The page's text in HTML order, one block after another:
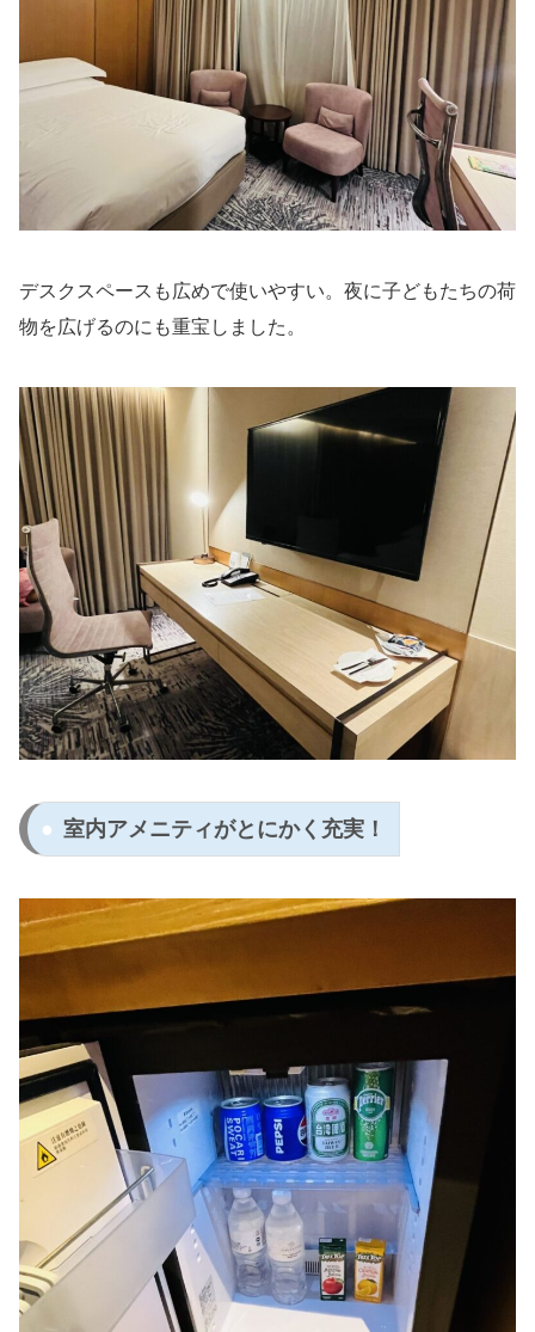
デスクスペースも広めで使いやすい。夜に子どもたちの荷
物を広げるのにも重宝しました。
室内アメニティがとにかく充実！